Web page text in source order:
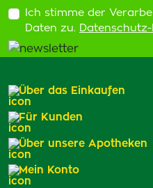
Ich stimme der
Daten zu.
Über das Einkaufen
Für Kunden
Über unsere Apotheken
Mein Konto